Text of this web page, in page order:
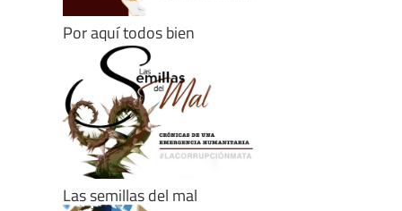
Por aquí todos bien
Las semillas del mal